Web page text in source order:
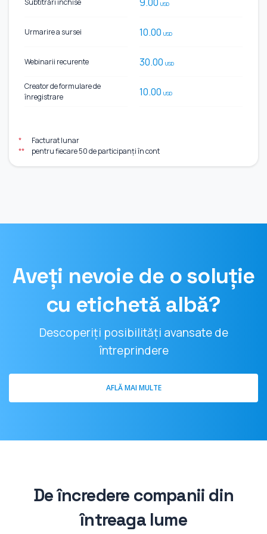
Urmarire a sursei
Webinarii recurente
Creator de formulare de
înregistrare
USD
10.00 USD
30.00 USD
10.00 USD
*
Facturat lunar
**
pentru fiecare 50 de participanți în cont
Aveți nevoie de o soluție
cu etichetă albă?
Descoperiți posibilități avansate de
întreprindere
AFLĂ MAI MULTE
De încredere companii din
întreaga lume